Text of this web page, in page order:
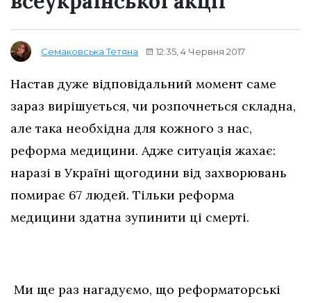
Семаковська Тетяна 12:35, 4 Червня 2017
Настав дуже відповідальний момент саме
зараз вирішується, чи розпочнеться складна,
але така необхідна для кожного з нас,
реформа медицини. Адже ситуація жахає:
наразі в Україні щогодини від захворювань
помирає 67 людей. Тільки реформа
медицини здатна зупинити ці смерті.
Ми ще раз нагадуємо, що реформаторські